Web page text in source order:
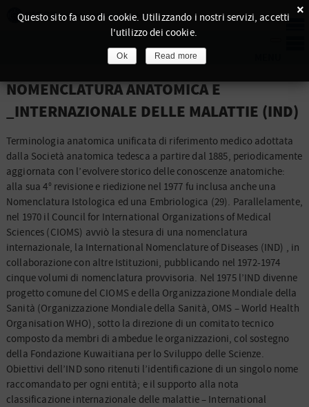
NOMENCLATURA ANATOMICA E
_INTERNAZIONALE DELLE MALATTIE (IND)
Terminologia anatomica unificata di riferimento medico adottata
dalla Società anatomica tedesca a partire dal 1885, periodicamente
aggiornata con l’evolvere storico delle conoscenze anatomiche:
alla sua 4° revisione e riedizione nel 1977 fu inclusa anche una
Nomenclatura Istologica ed una Embriologica (29). Parallelamente,
nel 1970 il Council for International Organizations of Medical
Sciences (CIOMS) avviò la stesura di una nomenclatura
internazionale, la International Nomenclature of Diseases (IND) , in
collaborazione con altre Istituzioni, pubblicando nel 1972-1974
cinque volumi di nomenclatura provvisoria. Nel 1975 l’IND divenne
progetto comune del CIOMS e della Organizzazione Mondiale della
Sanità (Organizzazione Mondiale della Sanità, OMS – World Health
Organisation WHO), sotto la direzione di un comitato tecnico
composto da membri di ambedue le organizzazioni, col sostegno
della Fondazione Kuwaitiana per lo Sviluppo delle Scienze.
Obiettivi dell’IND sono ritenuti l’identificazione di un singolo nome
raccomandato per ogni entità; e il supporto alla nota
classificazione internazionale delle malattie – International
×
Questo sito fa uso di cookie. Utilizzando i nostri servizi, accetti
l'utilizzo dei cookie.
Ok Read more